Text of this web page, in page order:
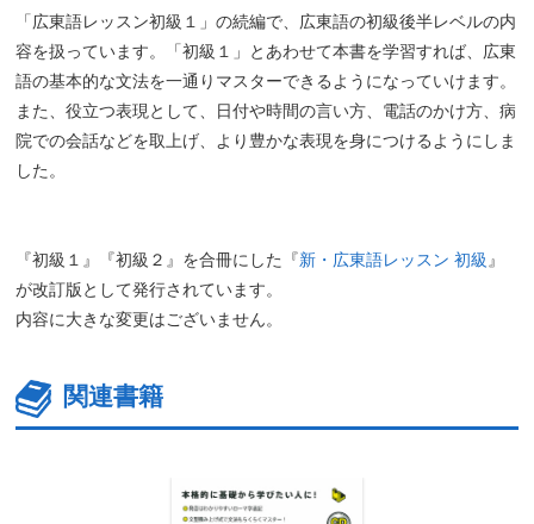
「広東語レッスン初級１」の続編で、広東語の初級後半レベルの内
容を扱っています。「初級１」とあわせて本書を学習すれば、広東
語の基本的な文法を一通りマスターできるようになっていけます。
また、役立つ表現として、日付や時間の言い方、電話のかけ方、病
院での会話などを取上げ、より豊かな表現を身につけるようにしま
した。
『初級１』『初級２』を合冊にした『新・広東語レッスン 初級 』
が改訂版として発行されています。
内容に大きな変更はございません。
関連書籍